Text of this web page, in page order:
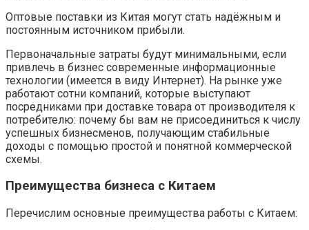
Оптовые поставки из Китая могут стать надёжным и
постоянным источником прибыли.
Первоначальные затраты будут минимальными, если
привлечь в бизнес современные информационные
технологии (имеется в виду Интернет). На рынке уже
работают сотни компаний, которые выступают
посредниками при доставке товара от производителя к
потребителю: почему бы вам не присоединиться к числу
успешных бизнесменов, получающим стабильные
доходы с помощью простой и понятной коммерческой
схемы.
Преимущества бизнеса с Китаем
Перечислим основные преимущества работы с Китаем: